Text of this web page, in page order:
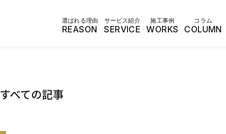
選ばれる理由
REASON
サービス紹介
SERVICE
施工事例
WORKS
コラム
COLUMN
べての記事